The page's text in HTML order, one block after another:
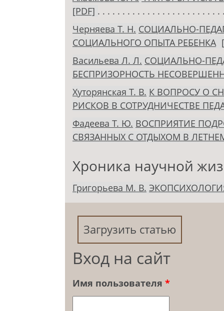
[PDF]
Черняева Т. Н. СОЦИАЛЬНО-
СОЦИАЛЬНОГО ОПЫТА РЕБЕНКА
Васильева Л. Л. СОЦИАЛЬНО-
БЕСПРИЗОРНОСТЬ
Хуторянская Т. В. К ВОПРОСУ О
РИСКОВ В СОТРУДНИЧЕСТВЕ
Фадеева Т. Ю. ВОСПРИЯТИЕ
СВЯЗАННЫХ С ОТДЫХОМ В
Хроника научной
Григорьева М. В.
Загрузить статью
Вход на сайт
Имя пользователя *